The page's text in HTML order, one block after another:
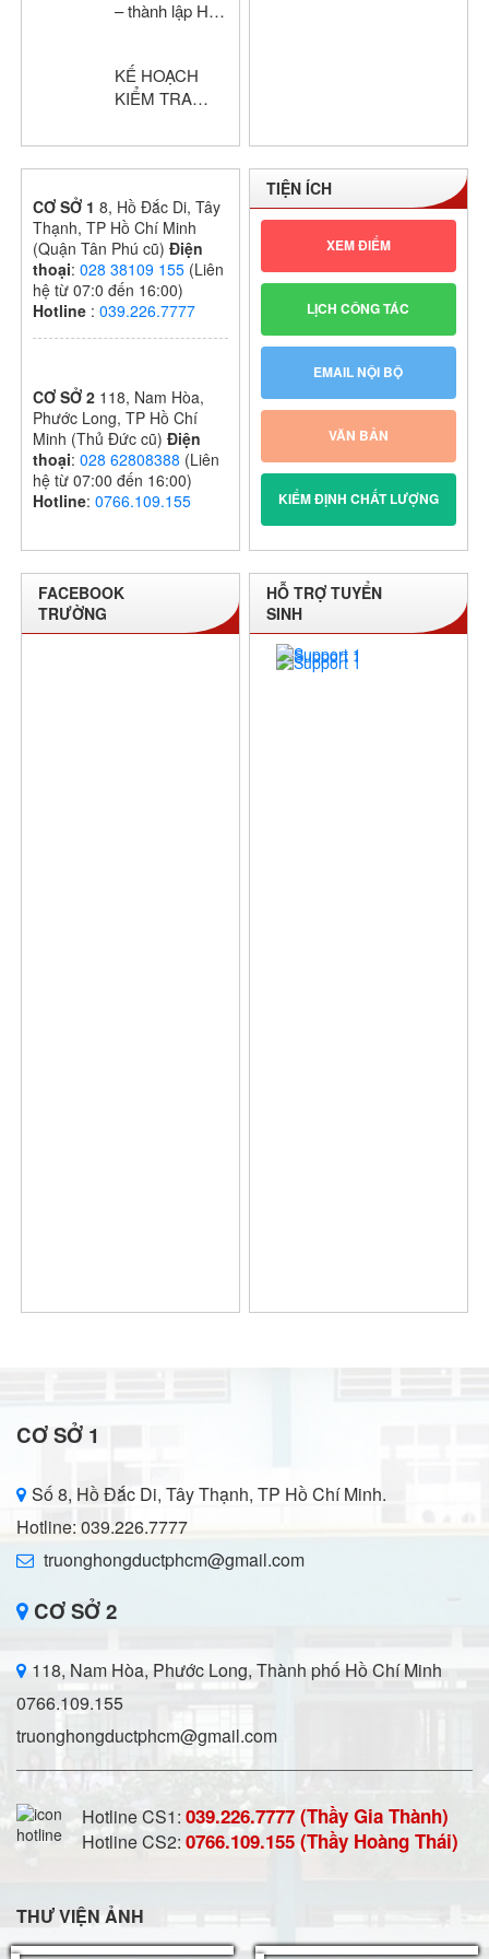
2024 – 2025
– thành lập Hội
giỏi cấp trường
KẾ HOẠCH
KIỂM TRA
I – KHỐI THPT
NĂM HỌC:
CƠ SỞ 18, Hồ Đắc Di, Tây
Thạnh, TP Hồ Chí Minh
(Quận Tân Phú cũ) Điện
thoại:028 38109 155 (Liên
hệ từ 07:0 đến 16:00)
Hotline :039.226.7777
CƠ SỞ 2 118, Nam Hòa,
Phước Long, TP Hồ Chí
Minh (Thủ Đức cũ) Điện
thoại:028 62808388 (Liên
hệ từ 07:00 đến 16:00)
Hotline:0766.109.155
TIỆN ÍCH
XEM ĐIỂM
LỊCH CÔNG TÁC
EMAIL NỘI BỘ
VĂN BẢN
KIỂM ĐỊNH CHẤT LƯỢNG
FACEBOOK
TRƯỜNG
HỖ TRỢ TUYỂN
SINH
CƠ SỞ 1
Số 8, Hồ Đắc Di, Tây Thạnh, TP Hồ Chí Minh.
Hotline: 039.226.7777
truonghongductphcm@gmail.com
CƠ SỞ 2
118, Nam Hòa, Phước Long, Thành phố Hồ Chí Minh
0766.109.155
truonghongductphcm@gmail.com
Hotline CS1: 039.226.7777 (Thầy Gia Thành)
Hotline CS2: 0766.109.155 (Thầy Hoàng Thái)
THƯ VIỆN ẢNH